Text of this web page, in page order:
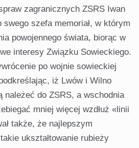
zagranicznych ZSRS Iwan
swego szefa memoriał, w którym
powojennego świata, biorąc w
interesy Związku Sowieckiego.
po wojnie sowieckiej
iż Lwów i Wilno
należeć do ZSRS, a wschodnia
mniej więcej wzdłuż «linii
także, że najlepszym
ukształtowanie rubieży